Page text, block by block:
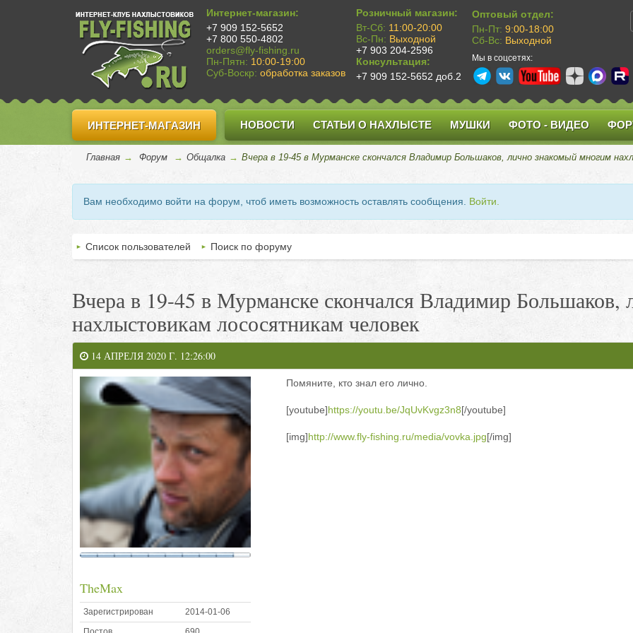
Интернет-магазин:
+7 909 152-5652
+7 800 550-4802
orders@fly-fishing.ru
Пн-Пятн: 10:00-19:00
Суб-Воскр: обработка заказов
Розничный магазин:
Вт-Сб: 11:00-20:00
Вс-Пн: Выходной
+7 903 204-2596
Консультация:
+7 909 152-5652 доб.2
Оптовый отдел:
Пн-Пт: 9:00-18:00
Сб-Вс: Выходной
Мы в соцсетях:
ИНТЕРНЕТ-МАГАЗИН НОВОСТИ СТАТЬИ О НАХЛЫСТЕ МУШКИ ФОТО - ВИДЕО
Главная → Форум → Общалка → Вчера в 19-45 в Мурманске скончался Владимир Большаков, лично знакомый многим
Вам необходимо войти на форум, чтоб иметь возможность оставлять сообщения. Войти.
Список пользователей Поиск по форуму
Вчера в 19-45 в Мурманске скончался Владимир
нахлыстовикам лососятникам человек
14 АПРЕЛЯ 2020 Г. 12:26:00
TheMax
Зарегистрирован
2014-01-06
Помяните, кто знал его лично.
[youtube]https://youtu.be/JqUvKvgz3n8[/youtube]
[img]http://www.fly-fishing.ru/media/vovka.jpg[/img]